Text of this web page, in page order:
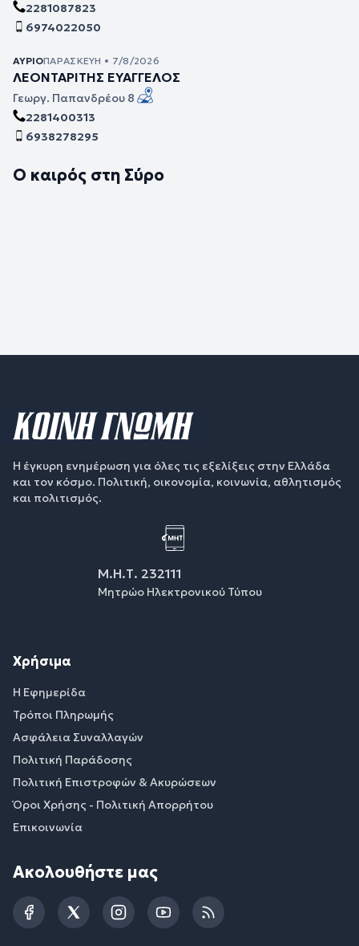
2281087823
6974022050
ΑΎΡΙΟΠΑΡΑΣΚΕΥΉ • 7/8/2026
ΛΕΟΝΤΑΡΙΤΗΣ ΕΥΑΓΓΕΛΟΣ
Γεωργ. Παπανδρέου 8
2281400313
6938278295
Ο καιρός στη Σύρο
Η έγκυρη ενημέρωση για όλες τις εξελίξεις στην Ελλάδα
και τον κόσμο. Πολιτική, οικονομία, κοινωνία, αθλητισμός
και πολιτισμός.
Μ.Η.Τ. 232111
Μητρώο Ηλεκτρονικού Τύπου
Χρήσιμα
Η Εφημερίδα
Τρόποι Πληρωμής
Ασφάλεια Συναλλαγών
Πολιτική Παράδοσης
Πολιτική Επιστροφών & Ακυρώσεων
Όροι Χρήσης - Πολιτική Απορρήτου
Επικοινωνία
Ακολουθήστε μας
FacebookTwitterInstagramYouTubeRSS